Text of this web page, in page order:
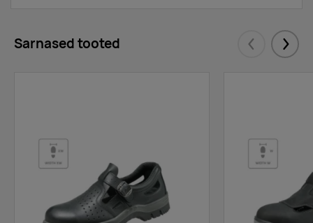
Sarnased tooted Eelmised